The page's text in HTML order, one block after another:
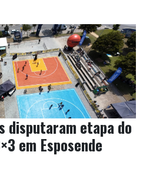
disputaram etapa do
em Esposende